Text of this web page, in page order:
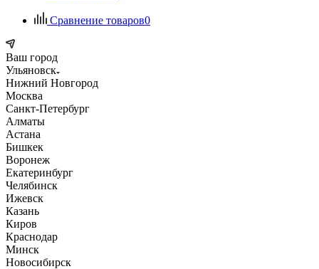
Сравнение товаров0
Ваш город
Ульяновск
Нижний Новгород
Москва
Санкт-Петербург
Алматы
Астана
Бишкек
Воронеж
Екатеринбург
Челябинск
Ижевск
Казань
Киров
Краснодар
Минск
Новосибирск